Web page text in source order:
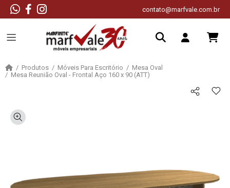
contato@marfvale.com.br
Produtos Móveis Para Escritório
Mesa Oval
Mesa Reunião Oval - Frontal Aço 160 x 90 (ATT)